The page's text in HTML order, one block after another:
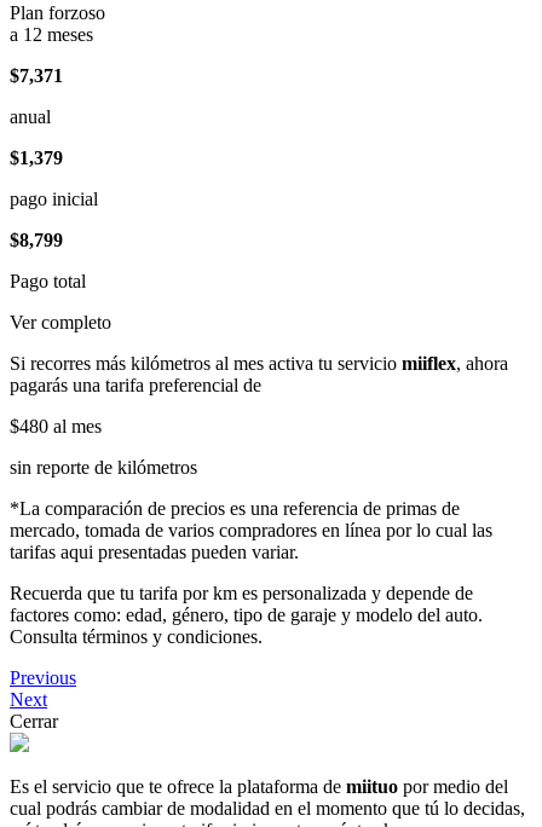
Plan forzoso
a 12 meses
$7,371
anual
$1,379
pago inicial
$8,799
Pago total
Ver completo
Si recorres más kilómetros al mes activa tu servicio miiflex, ahora
pagarás una tarifa preferencial de
$480 al mes
sin reporte de kilómetros
*La comparación de precios es una referencia de primas de
mercado, tomada de varios compradores en línea por lo cual las
tarifas aqui presentadas pueden variar.
Recuerda que tu tarifa por km es personalizada y depende de
factores como: edad, género, tipo de garaje y modelo del auto.
Consulta términos y condiciones.
Previous
Next
Cerrar
Es el servicio que te ofrece la plataforma de miituo por medio del
cual podrás cambiar de modalidad en el momento que tú lo decidas,